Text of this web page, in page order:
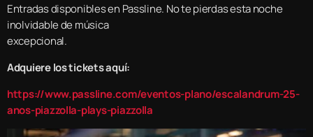
Entradas disponibles en Passline. No te pierdas esta noche
inolvidable de música
excepcional.
Adquiere los tickets aquí:
https://www.passline.com/eventos-plano/escalandrum-25-
anos-piazzolla-plays-piazzolla